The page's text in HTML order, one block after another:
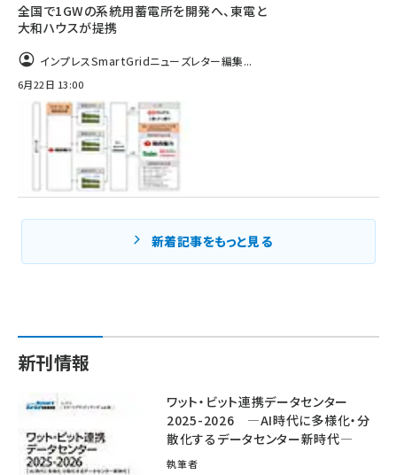
全国で1GWの系統用蓄電所を開発へ、東電と
大和ハウスが提携
インプレスSmartGridニューズレター編集...
6月22日 13:00
新着記事をもっと見る
新刊情報
ワット・ビット連携データセンター
2025-2026 ―AI時代に多様化・分
散化するデータセンター新時代―
執筆者